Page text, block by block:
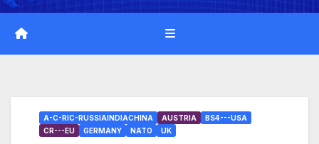
A-C-RIC-RUSSIAINDIACHINA AUSTRIA
BS4---USA
CR---EU
GERMANY NATO UK